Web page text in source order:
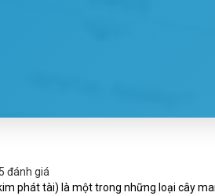
5 đánh giá
phát tài) là một trong những loại cây